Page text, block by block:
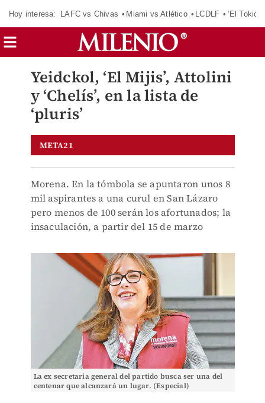
Hoy interesa: LAFC vs Chivas Miami vs Atlético LCDLF ‘El Tokio’
Yeidckol, ‘El Mijis’, Attolini
y ‘Chelís’, en la lista de
‘pluris’
META21
Morena. En la tómbola se apuntaron unos 8
mil aspirantes a una curul en San Lázaro
pero menos de 100 serán los afortunados; la
insaculación, a partir del 15 de marzo
La ex secretaria general del partido busca ser una del
centenar que alcanzará un lugar. (Especial)